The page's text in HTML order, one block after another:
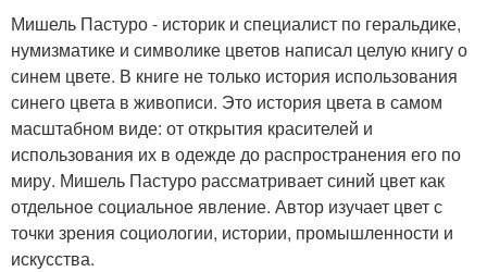
Мишель Пастуро - историк и специалист по геральдике,
нумизматике и символике цветов написал целую книгу о
синем цвете. В книге не только история использования
синего цвета в живописи. Это история цвета в самом
масштабном виде: от открытия красителей и
использования их в одежде до распространения его по
миру. Мишель Пастуро рассматривает синий цвет как
отдельное социальное явление. Автор изучает цвет с
точки зрения социологии, истории, промышленности и
искусства.